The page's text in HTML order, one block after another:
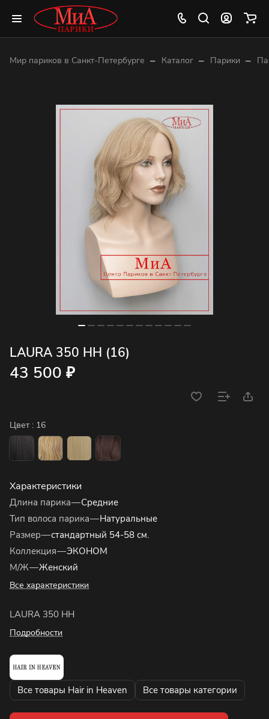
Мир париков в Санкт-Петербурге – Каталог – Парики –
LAURA 350 HH (16)
43 500 ₽
Цвет : 16
Характеристики
Длина парика—Средние
Тип волоса парика—Натуральные
Размер—стандартный 54-58 см.
Коллекция—ЭКОНОМ
М/Ж—Женский
Все характеристики
LAURA 350 HH
Подробности
Все товары Hair in Heaven Все товары категории